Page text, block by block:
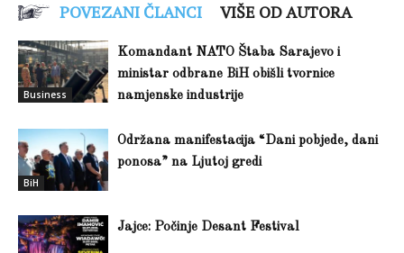
POVEZANI ČLANCI VIŠE OD AUTORA
Business
Komandant NATO Štaba Sarajevo i
ministar odbrane BiH obišli tvornice
namjenske industrije
BiH
Održana manifestacija “Dani pobjede, dani
ponosa” na Ljutoj gredi
Jajce: Počinje Desant Festival